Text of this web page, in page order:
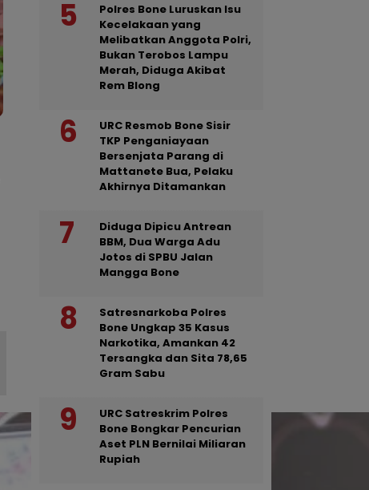
Polres Bone Luruskan Isu
Kecelakaan yang
Melibatkan Anggota Polri,
Bukan Terobos Lampu
Merah, Diduga Akibat
Rem Blong
URC Resmob Bone Sisir
TKP Penganiayaan
Bersenjata Parang di
Mattanete Bua, Pelaku
Akhirnya Ditamankan
Diduga Dipicu Antrean
BBM, Dua Warga Adu
Jotos di SPBU Jalan
Mangga Bone
Satresnarkoba Polres
Bone Ungkap 35 Kasus
Narkotika, Amankan 42
Tersangka dan Sita 78,65
Gram Sabu
URC Satreskrim Polres
Bone Bongkar Pencurian
Aset PLN Bernilai Miliaran
Rupiah